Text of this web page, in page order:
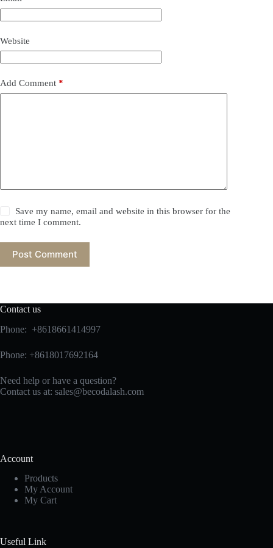
Website
Add Comment *
Save my name, email and website in this browser for the
next time I comment.
Post Comment
Contact us
Phone: +8618661414997
Phone: +8618017692164
Need help or have a question?
Contact us at: sales@becodalash.com
Account
Products
My Account
My Cart
Useful Link